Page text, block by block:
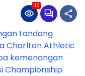
115
tandang
Charlton Athletic
kemenangan
Championship.